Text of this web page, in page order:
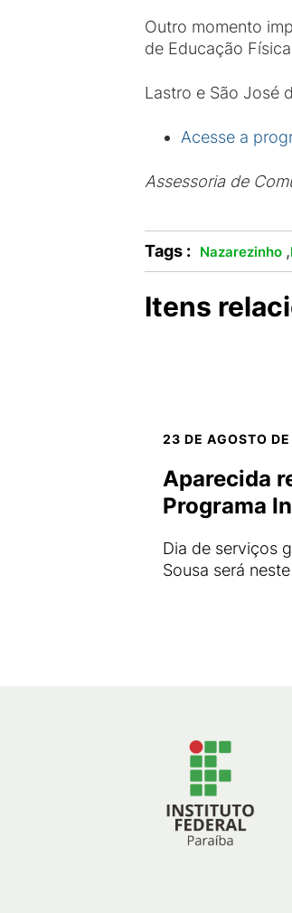
Outro momento
de Educação
Lastro e São José
Acesse a
Assessoria de
Tags : Nazarezinho ,
Itens
23 DE AGOSTO
Aparecida
Programa
Dia de serviços
Sousa será